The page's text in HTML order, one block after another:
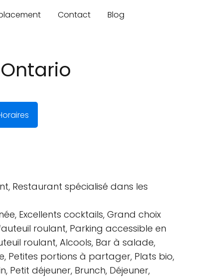
Contact Blog
Ontario
Restaurant spécialisé dans les
Excellents cocktails, Grand choix
roulant, Parking accessible en
roulant, Alcools, Bar à salade,
Petites portions à partager, Plats bio,
Petit déjeuner, Brunch, Déjeuner,